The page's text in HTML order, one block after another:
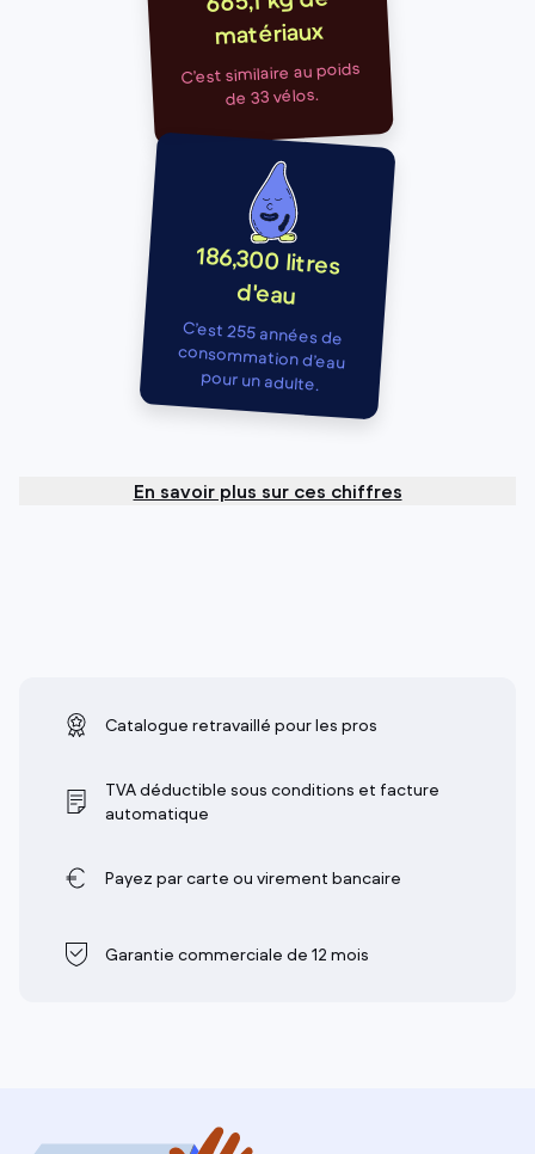
matériaux
C’est similaire au poids
de 33 vélos.
186,300 litres
d'eau
C’est 255 années de
consommation d’eau
pour un adulte.
En savoir plus sur ces chiffres
Catalogue retravaillé pour les pros
TVA déductible sous conditions et facture
automatique
Payez par carte ou virement bancaire
Garantie commerciale de 12 mois